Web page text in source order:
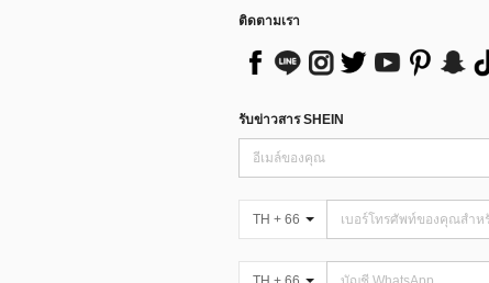
ติดตามเรา
รับข่าวสาร SHEIN
TH + 66